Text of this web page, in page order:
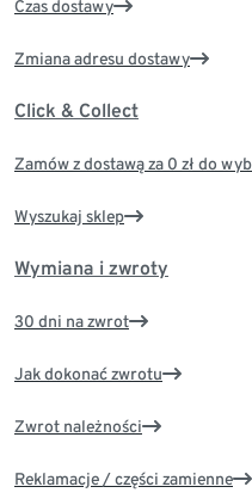
Czas dostawy
Zmiana adresu dostawy
Click & Collect
Zamów z dostawą za 0 zł do
Wyszukaj sklep
Wymiana i zwroty
30 dni na zwrot
Jak dokonać zwrotu
Zwrot należności
Reklamacje / części zamienne